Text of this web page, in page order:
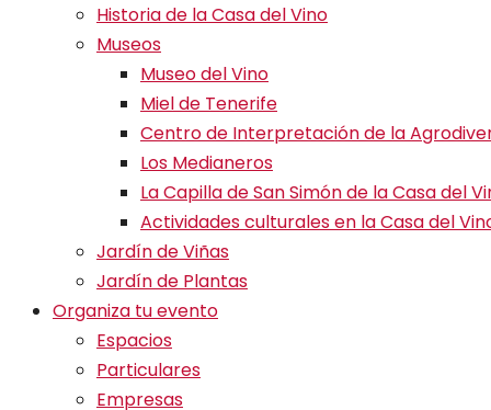
Historia de la Casa del Vino
Museos
Museo del Vino
Miel de Tenerife
Centro de Interpretación de la
Los Medianeros
La Capilla de San Simón de la Casa del
Actividades culturales en la Casa del
Jardín de Viñas
Jardín de Plantas
Organiza tu evento
Espacios
Particulares
Empresas